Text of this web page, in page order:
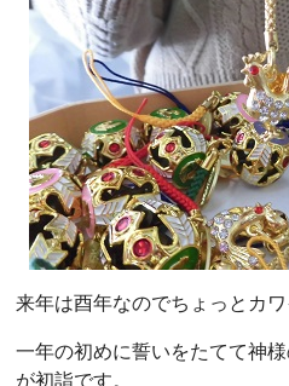
来年は酉年なのでちょっとカ
一年の初めに誓いをたてて神
が初詣です。